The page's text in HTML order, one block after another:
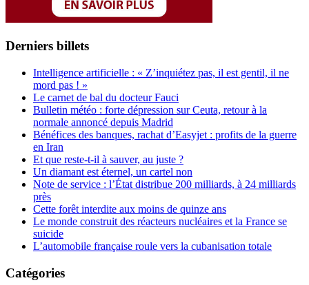
Derniers billets
Intelligence artificielle : « Z’inquiétez pas, il est gentil, il ne
mord pas ! »
Le carnet de bal du docteur Fauci
Bulletin météo : forte dépression sur Ceuta, retour à la
normale annoncé depuis Madrid
Bénéfices des banques, rachat d’Easyjet : profits de la guerre
en Iran
Et que reste-t-il à sauver, au juste ?
Un diamant est éternel, un cartel non
Note de service : l’État distribue 200 milliards, à 24 milliards
près
Cette forêt interdite aux moins de quinze ans
Le monde construit des réacteurs nucléaires et la France se
suicide
L’automobile française roule vers la cubanisation totale
Catégories